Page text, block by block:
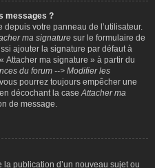
messages ?
votre panneau de l’utilisateur.
ma signature sur le formulaire de
ajouter la signature par défaut à
Attacher ma signature » à partir du
du forum --> Modifier les
pourrez toujours empêcher une
décochant la case Attacher ma
de message.
publication d’un nouveau sujet ou